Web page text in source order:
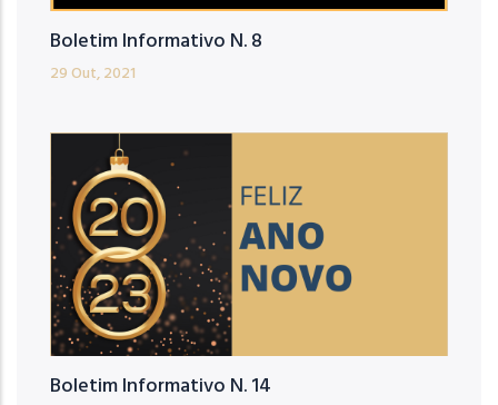
Boletim Informativo N. 8
29 Out, 2021
Boletim Informativo N. 14